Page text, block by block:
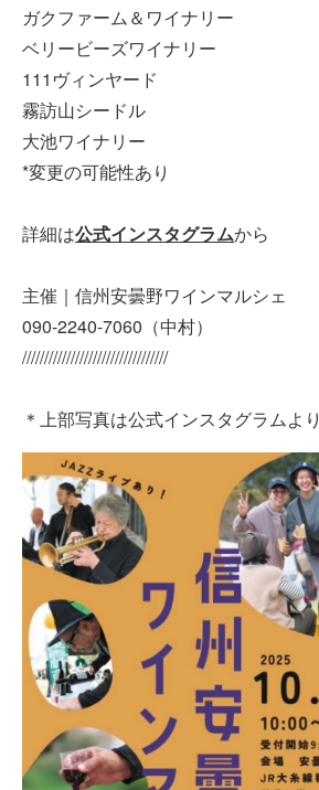
ガクファーム＆ワイナリー
ベリービーズワイナリー
111ヴィンヤード
霧訪山シードル
大池ワイナリー
*変更の可能性あり
詳細は公式インスタグラムから
主催｜信州安曇野ワインマルシェ
090-2240-7060（中村）
/////////////////////////////////
＊上部写真は公式インスタグラムより